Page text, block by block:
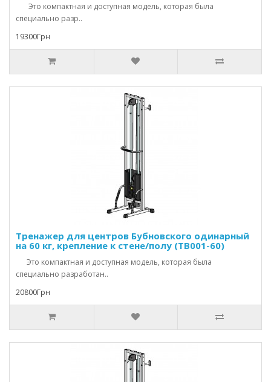
Это компактная и доступная модель, которая была
специально разр..
19300Грн
Тренажер для центров Бубновского одинарный
на 60 кг, крепление к стене/полу (TB001-60)
Это компактная и доступная модель, которая была
специально разработан..
20800Грн